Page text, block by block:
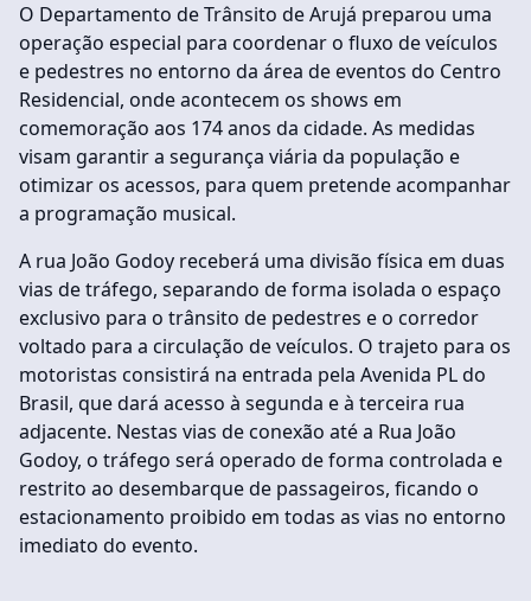
O Departamento de Trânsito de Arujá preparou uma
operação especial para coordenar o fluxo de veículos
e pedestres no entorno da área de eventos do Centro
Residencial, onde acontecem os shows em
comemoração aos 174 anos da cidade. As medidas
visam garantir a segurança viária da população e
otimizar os acessos, para quem pretende acompanhar
a programação musical.
A rua João Godoy receberá uma divisão física em duas
vias de tráfego, separando de forma isolada o espaço
exclusivo para o trânsito de pedestres e o corredor
voltado para a circulação de veículos. O trajeto para os
motoristas consistirá na entrada pela Avenida PL do
Brasil, que dará acesso à segunda e à terceira rua
adjacente. Nestas vias de conexão até a Rua João
Godoy, o tráfego será operado de forma controlada e
restrito ao desembarque de passageiros, ficando o
estacionamento proibido em todas as vias no entorno
imediato do evento.